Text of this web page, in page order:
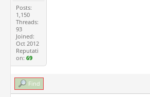
Posts:
1,150
Threads:
93
Joined:
Oct 2012
Reputati
on:69
Find